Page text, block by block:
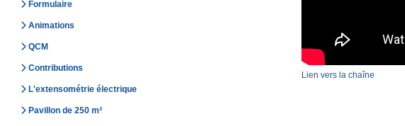
Formulaire
Animations
QCM
Contributions
L'extensométrie électrique
Pavillon de 250 m²
Lien vers la chaîne